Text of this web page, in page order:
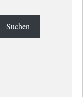
Suchen